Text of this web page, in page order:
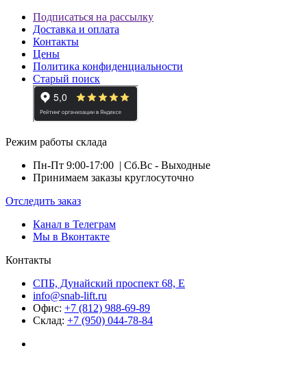
Подписаться на рассылку
Доставка и оплата
Контакты
Цены
Политика конфиденциальности
Старый поиск
Режим работы склада
Пн-Пт 9:00-17:00 | Сб.Вс - Выходные
Принимаем заказы круглосуточно
Отследить заказ
Канал в Телеграм
Мы в Вконтакте
Контакты
СПБ, Дунайский проспект 68, Е
info@snab-lift.ru
Офис: +7 (812) 988-69-89
Склад: +7 (950) 044-78-84